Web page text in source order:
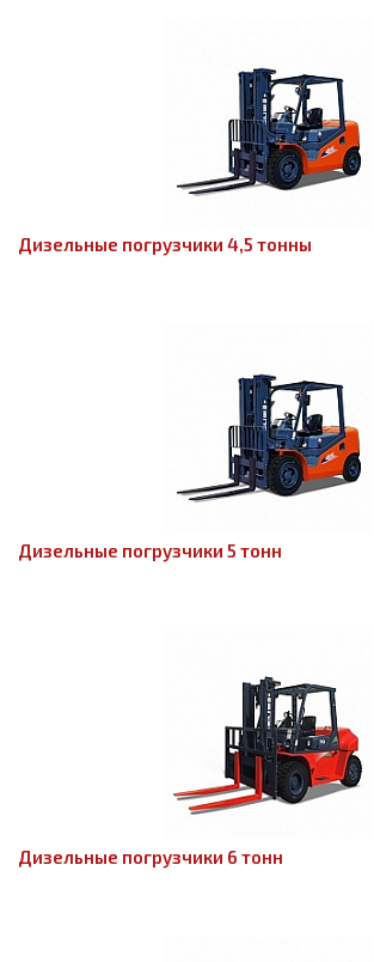
Дизельные погрузчики 4,5 тонны
Дизельные погрузчики 5 тонн
Дизельные погрузчики 6 тонн